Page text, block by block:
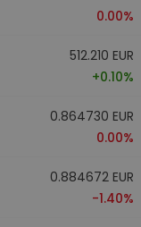
0.00%
512.210 EUR
+0.10%
0.864730 EUR
0.00%
0.884672 EUR
-1.40%